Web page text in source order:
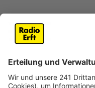
Am Freitagabend
Fahrgästen bei Köln
Schaden an der
heißt es, dass der
Köln Messe/Deutz
Tragseil von einem